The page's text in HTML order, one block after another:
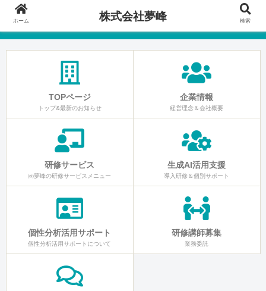
TOPページ
トップ&最新のお知らせ
企業情報
経営理念＆会社概要
研修サービス
㈱夢峰の研修サービスメニュー
生成AI活用支援
導入研修＆個別サポート
個性分析活用サポート
個性分析活用サポートについて
研修講師募集
業務委託
ホーム 株式会社夢峰 検索